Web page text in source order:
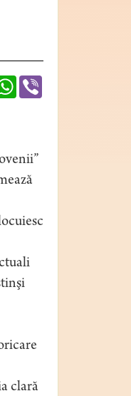
WhatsApp
clară